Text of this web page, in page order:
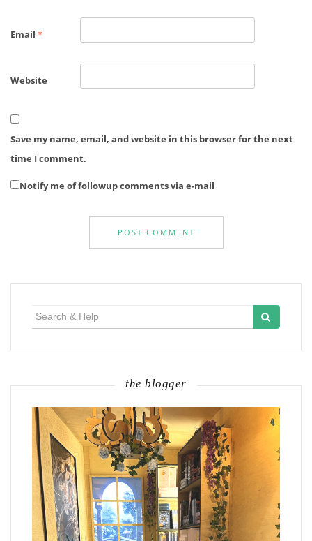
Email *
Website
Save my name, email, and website in this browser for the next
time I comment.
Notify me of followup comments via e-mail
the blogger